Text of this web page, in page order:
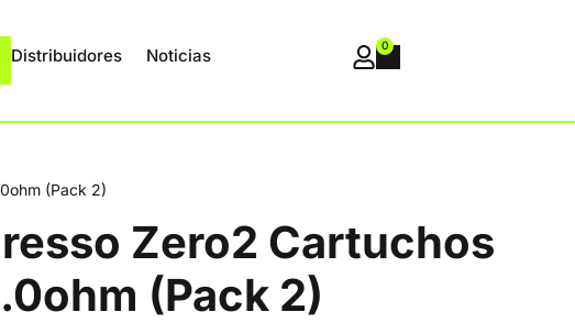
Distribuidores Noticias 0
(Pack 2)
Zero2 Cartuchos
(Pack 2)